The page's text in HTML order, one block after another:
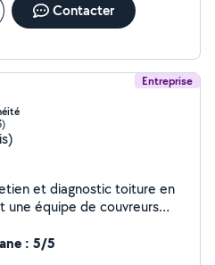
Contacter
Entreprise
rapidement et expliquer
: 5/5